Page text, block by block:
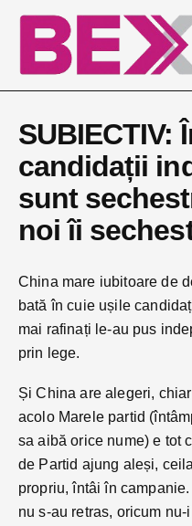
SUBIECTIV:
candidații
sunt
noi îi
China mare iubitoare de
bată în cuie ușile
mai rafinați le-au pus
prin lege.
Și China are alegeri,
acolo Marele partid
sa aibă orice nume) e tot
de Partid ajung aleși,
propriu, întâi în
nu s-au retras, oricum